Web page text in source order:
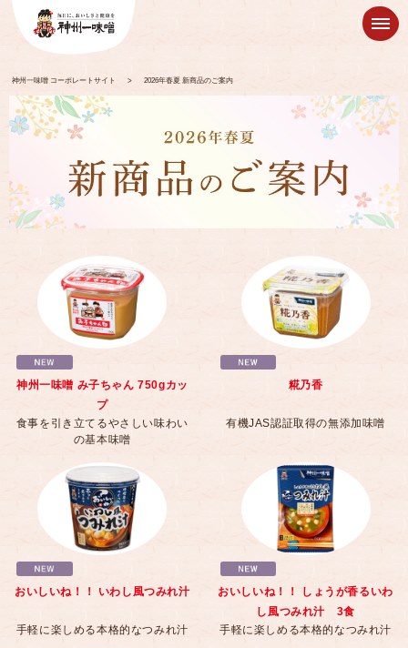
神州一味噌 コーポレートサイト > 2026年春夏 新商品のご案内
神州一味噌 み子ちゃん 750gカッ
プ
食事を引き立てるやさしい味わい
の基本味噌
糀乃香
有機JAS認証取得の無添加味噌
おいしいね！！ いわし風つみれ汁
手軽に楽しめる本格的なつみれ汁
おいしいね！！ しょうが香るいわ
し風つみれ汁 3食
手軽に楽しめる本格的なつみれ汁